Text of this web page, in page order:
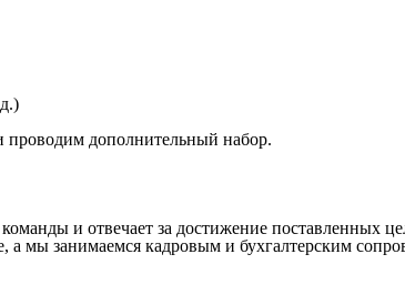
дополнительный набор.
и отвечает за достижение поставленных
а мы занимаемся кадровым и бухгалтерским